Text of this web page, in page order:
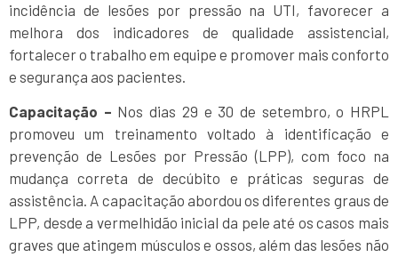
incidência de lesões por pressão na UTI, favorecer a
melhora dos indicadores de qualidade assistencial,
fortalecer o trabalho em equipe e promover mais conforto
e segurança aos pacientes.
Capacitação – Nos dias 29 e 30 de setembro, o HRPL
promoveu um treinamento voltado à identificação e
prevenção de Lesões por Pressão (LPP), com foco na
mudança correta de decúbito e práticas seguras de
assistência. A capacitação abordou os diferentes graus de
LPP, desde a vermelhidão inicial da pele até os casos mais
graves que atingem músculos e ossos, além das lesões não